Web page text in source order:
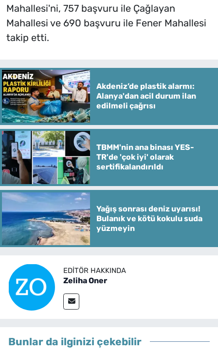
Mahallesi'ni, 757 başvuru ile Çağlayan
Mahallesi ve 690 başvuru ile Fener Mahallesi
takip etti.
Akdeniz’de plastik alarmı:
Alanya'dan acil durum ilan
edilmeli çağrısı
TBMM'nin ana binası YES-
TR'de 'çok iyi' olarak
sertifikalandırıldı
Yağış sonrası deniz uyarısı!
Bulanık ve kötü kokulu suda
yüzmeyin
EDITÖR HAKKINDA
Zeliha Oner
Bunlar da ilginizi çekebilir